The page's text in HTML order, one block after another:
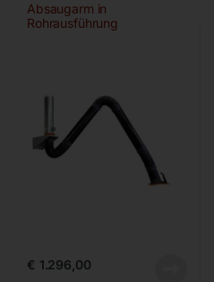
Absaugarm in
Rohrausführung
€ 1.296,00